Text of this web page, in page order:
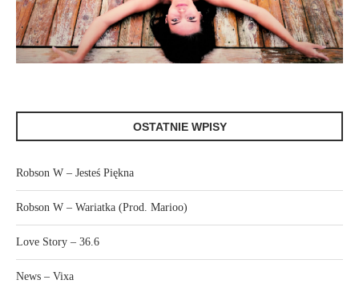
OSTATNIE WPISY
Robson W – Jesteś Piękna
Robson W – Wariatka (Prod. Marioo)
Love Story – 36.6
News – Vixa